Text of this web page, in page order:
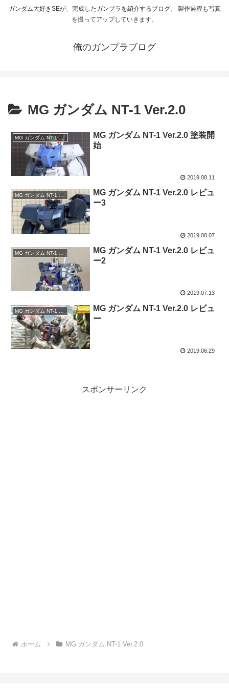
ガンダム大好きSEが、完成したガンプラを紹介するブログ。 製作過程も写真
を撮ってアップしていきます。
俺のガンプラブログ
MG ガンダム NT-1 Ver.2.0
MG ガンダム NT-1 Ver.2.0
MG ガンダム NT-1 Ver.2.0 塗装開
始
2019.08.11
MG ガンダム NT-1 Ver.2.0
MG ガンダム NT-1 Ver.2.0 レビュ
ー3
2019.08.07
MG ガンダム NT-1 Ver.2.0 レビュ
ー2
2019.07.13
MG ガンダム NT-1 Ver.2.0 レビュ
ー
2019.06.29
スポンサーリンク
ホーム MG ガンダム NT-1 Ver.2.0